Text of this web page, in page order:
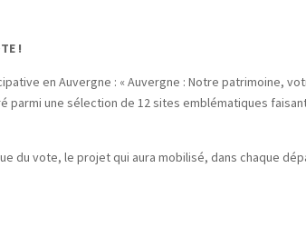
!
en Auvergne : « Auvergne : Notre patrimoine,
une sélection de 12 sites emblématiques
du vote, le projet qui aura mobilisé, dans chaque